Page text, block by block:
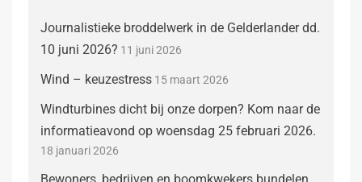
Journalistieke broddelwerk in de Gelderlander dd.
10 juni 2026? 11 juni 2026
Wind – keuzestress 15 maart 2026
Windturbines dicht bij onze dorpen? Kom naar de
informatieavond op woensdag 25 februari 2026.
18 januari 2026